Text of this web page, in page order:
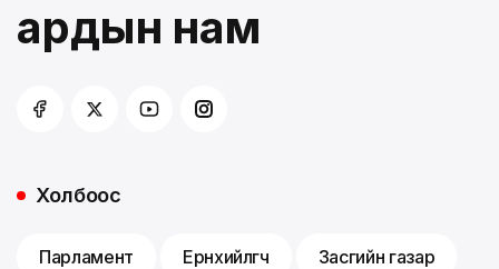
ардын нам
Холбоос
Парламент Ерөнхийлөгч Засгийн газар